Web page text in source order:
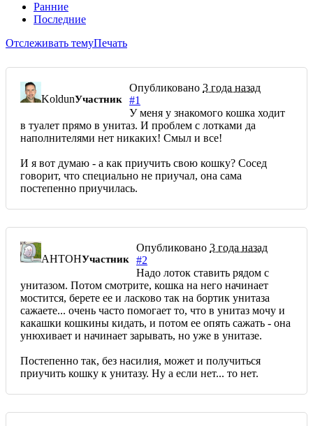
Ранние
Последние
Отслеживать темуПечать
KoldunУчастник
Опубликовано 3 года назад
#1
У меня у знакомого кошка ходит
в туалет прямо в унитаз. И проблем с лотками да
наполнителями нет никаких! Смыл и все!
И я вот думаю - а как приучить свою кошку? Сосед
говорит, что специально не приучал, она сама
постепенно приучилась.
AHTOHУчастник
Опубликовано 3 года назад
#2
Надо лоток ставить рядом с
унитазом. Потом смотрите, кошка на него начинает
мостится, берете ее и ласково так на бортик унитаза
сажаете... очень часто помогает то, что в унитаз мочу и
какашки кошкины кидать, и потом ее опять сажать - она
унюхивает и начинает зарывать, но уже в унитазе.
Постепенно так, без насилия, может и получиться
приучить кошку к унитазу. Ну а если нет... то нет.